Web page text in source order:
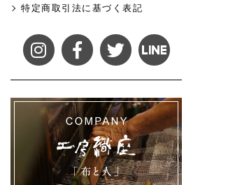
特定商取引法に基づく表記